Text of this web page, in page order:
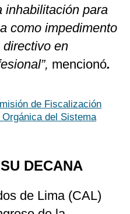
inhabilitación para
como impedimento
en
mencionó.
de Fiscalización
del Sistema
DECANA
de Lima (CAL)